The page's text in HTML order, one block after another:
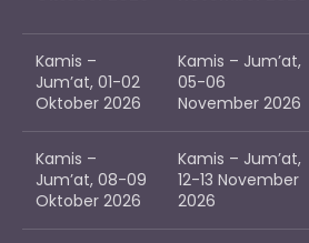
Kamis –
Jum’at, 01-02
Oktober 2026
Kamis – Jum’at,
05-06
November 2026
Kamis –
Jum’at, 08-09
Oktober 2026
Kamis – Jum’at,
12-13 November
2026